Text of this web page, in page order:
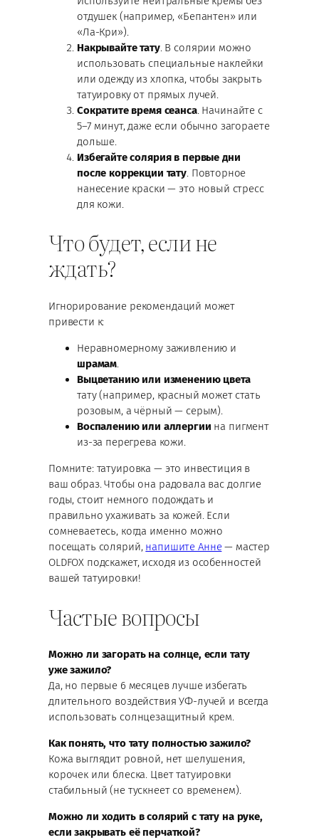
отдушек (например, «Бепантен» или
«Ла-Кри»).
Накрывайте тату. В солярии можно
использовать специальные наклейки
или одежду из хлопка, чтобы закрыть
татуировку от прямых лучей.
Сократите время сеанса. Начинайте с
5–7 минут, даже если обычно загораете
дольше.
Избегайте солярия в первые дни
после коррекции тату. Повторное
нанесение краски — это новый стресс
для кожи.
Что будет, если не
ждать?
Игнорирование рекомендаций может
привести к:
Неравномерному заживлению и
шрамам.
Выцветанию или изменению цвета
тату (например, красный может стать
розовым, а чёрный — серым).
Воспалению или аллергии на пигмент
из-за перегрева кожи.
Помните: татуировка — это инвестиция в
ваш образ. Чтобы она радовала вас долгие
годы, стоит немного подождать и
правильно ухаживать за кожей. Если
сомневаетесь, когда именно можно
посещать солярий, напишите Анне— мастер
OLDFOX подскажет, исходя из особенностей
вашей татуировки!
Частые вопросы
Можно ли загорать на солнце, если тату
уже зажило?
Да, но первые 6 месяцев лучше избегать
длительного воздействия УФ-лучей и всегда
использовать солнцезащитный крем.
Как понять, что тату полностью зажило?
Кожа выглядит ровной, нет шелушения,
корочек или блеска. Цвет татуировки
стабильный (не тускнеет со временем).
Можно ли ходить в солярий с тату на руке,
если закрывать её перчаткой?